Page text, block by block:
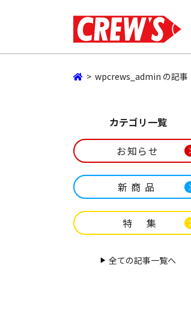
> wpcrews_admin の記事
カテゴリ一覧
お知らせ
新商品
特集
全ての記事一覧へ